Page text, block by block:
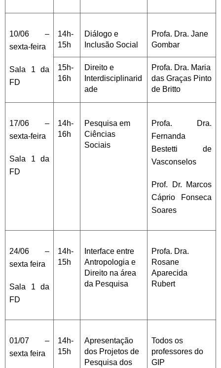
10/06 –
sexta-feira
Sala 1 da
FD
14h-
15h
Diálogo e
Inclusão Social
Profa. Dra. Jane
Gombar
15h-
16h
Direito e
Interdisciplinarid
ade
Profa. Dra. Maria
das Graças Pinto
de Britto
17/06 –
sexta-feira
Sala 1 da
FD
14h-
16h
Pesquisa em
Ciências
Sociais
Profa. Dra.
Fernanda
Bestetti de
Vasconselos
Prof. Dr. Marcos
Cáprio Fonseca
Soares
24/06 –
sexta feira
Sala 1 da
FD
14h-
15h
Interface entre
Antropologia e
Direito na área
da Pesquisa
Profa. Dra.
Rosane
Aparecida
Rubert
01/07 –
sexta feira
14h-
15h
Apresentação
dos Projetos de
Pesquisa dos
Todos os
professores do
GIP